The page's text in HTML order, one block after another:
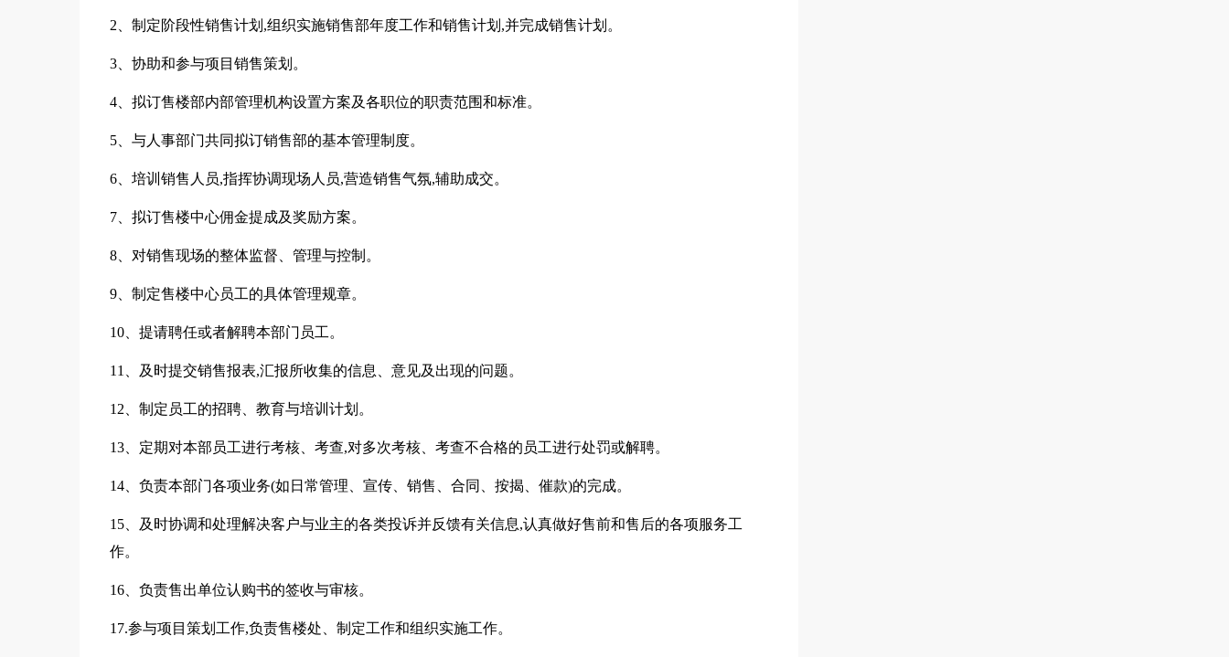
2、制定阶段性销售计划,组织实施销售部年度工作和销售计划,并完成销售计划。
3、协助和参与项目销售策划。
4、拟订售楼部内部管理机构设置方案及各职位的职责范围和标准。
5、与人事部门共同拟订销售部的基本管理制度。
6、培训销售人员,指挥协调现场人员,营造销售气氛,辅助成交。
7、拟订售楼中心佣金提成及奖励方案。
8、对销售现场的整体监督、管理与控制。
9、制定售楼中心员工的具体管理规章。
10、提请聘任或者解聘本部门员工。
11、及时提交销售报表,汇报所收集的信息、意见及出现的问题。
12、制定员工的招聘、教育与培训计划。
13、定期对本部员工进行考核、考查,对多次考核、考查不合格的员工进行处罚或解聘。
14、负责本部门各项业务(如日常管理、宣传、销售、合同、按揭、催款)的完成。
15、及时协调和处理解决客户与业主的各类投诉并反馈有关信息,认真做好售前和售后的各项服务工
作。
16、负责售出单位认购书的签收与审核。
17.参与项目策划工作,负责售楼处、制定工作和组织实施工作。